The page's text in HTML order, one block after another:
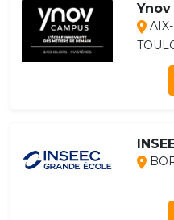
Ynov
AIX-